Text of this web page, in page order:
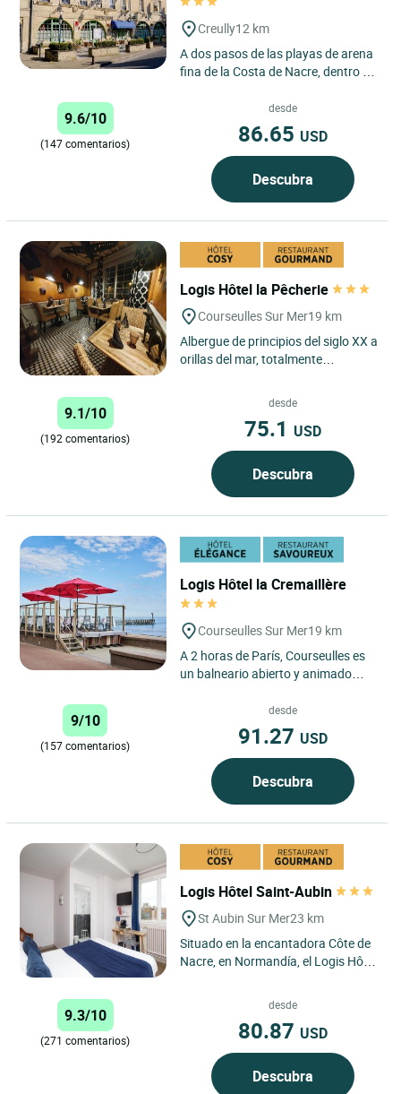
Creully12 km
A dos pasos de las playas de arena
fina de la Costa de Nacre, dentro de
hostal “Saint-Martin"...
9.6/10
(147 comentarios)
desde
86.65 USD
Descubra
Logis Hôtel la Pêcherie
Courseulles Sur Mer19 km
Albergue de principios del siglo XX a
orillas del mar, totalmente
con vigas de madera de...
9.1/10
(192 comentarios)
desde
75.1 USD
Descubra
Logis Hôtel la Cremaillère
Courseulles Sur Mer19 km
A 2 horas de París, Courseulles es
un balneario abierto y animado
zona de las Playas...
9/10
(157 comentarios)
desde
91.27 USD
Descubra
Logis Hôtel Saint-Aubin
St Aubin Sur Mer23 km
Situado en la encantadora Côte de
Nacre, en Normandía, el Logis Hôtel
Mer goza de una...
9.3/10
(271 comentarios)
desde
80.87 USD
Descubra